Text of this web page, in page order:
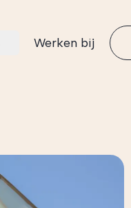
Werken bij